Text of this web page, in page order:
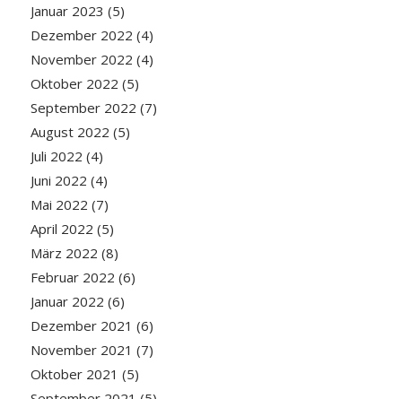
Januar 2023 (5)
Dezember 2022 (4)
November 2022 (4)
Oktober 2022 (5)
September 2022 (7)
August 2022 (5)
Juli 2022 (4)
Juni 2022 (4)
Mai 2022 (7)
April 2022 (5)
März 2022 (8)
Februar 2022 (6)
Januar 2022 (6)
Dezember 2021 (6)
November 2021 (7)
Oktober 2021 (5)